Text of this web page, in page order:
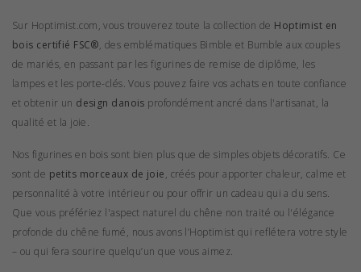
Sur Hoptimist.com, vous trouverez toute la collection de Hoptimist en
bois certifié FSC®, des emblématiques Bimble et Bumble aux couples
de mariés, en passant par lesfigurines de remise de diplôme, les
lampes et les porte-clés. Vous pouvez faire vos achats en toute confiance
et obtenir un design danois profondément ancré dans l'artisanat, la
qualité et la joie.
Nos figurines en bois sont bien plus que de simples objets décoratifs. Ce
sont de petits morceaux de joie, créés pour apporter chaleur, calme et
personnalité à votre intérieur ou pour offrir un cadeau qui a du sens.
Que vous préfériez l'aspect naturel du chêne non traité ou l'élégance
profonde du chêne fumé, nous avons l’Hoptimist qui reflétera votre style
– ou qui fera sourire quelqu’un que vous aimez.